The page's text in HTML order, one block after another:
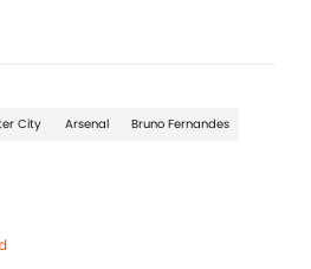
City Arsenal
Bruno Fernandes